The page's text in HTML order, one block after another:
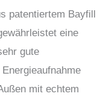
patentiertem Bayfill
eine
gute
mit echtem